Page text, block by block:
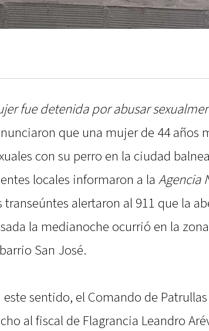
fue detenida por abusar
que una mujer de 44 años
con su perro en la ciudad
locales informaron a la Agencia
transeúntes alertaron al 911 que la
la medianoche ocurrió en la
San José.
este sentido, el Comando de
al fiscal de Flagrancia Leandro